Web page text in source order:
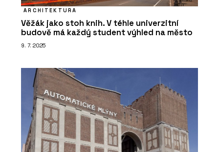
ARCHITEKTURA
Věžák jako stoh knih. V téhle univerzitní
budově má každý student výhled na město
9. 7. 2025